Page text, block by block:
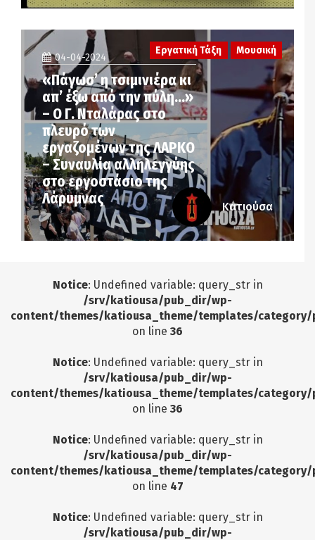
04-04-2024
«Πάγωσ’ η τσιμινιέρα κι
απ’ έξω από την πύλη…»
– Ο Γ. Νταλάρας στο
πλευρό των
εργαζομένων της ΛΑΡΚΟ
– Συναυλία αλληλεγγύης
στο εργοστάσιο της
Λάρυμνας
Εργατική Τάξη Μουσική
Κατιούσα
Notice: Undefined variable: query_str in
/srv/katiousa/pub_dir/wp-
content/themes/katiousa_theme/templates/
on line 36
Notice: Undefined variable: query_str in
/srv/katiousa/pub_dir/wp-
content/themes/katiousa_theme/templates/
on line 36
Notice: Undefined variable: query_str in
/srv/katiousa/pub_dir/wp-
content/themes/katiousa_theme/templates/
on line 47
Notice: Undefined variable: query_str in
/srv/katiousa/pub_dir/wp-